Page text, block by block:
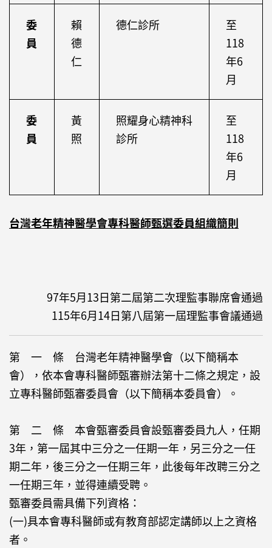
委
員
賴
德
仁
德仁診所
至
118
年6
月
委
員
黃
照
照耀身心精神科
診所
至
118
年6
月
台灣老年精神醫學會專科醫師甄選委員組織簡則
97年5月13日第二屆第二次理監事聯席會通過
115年6月14日第八屆第一屆理監事會議通過
第 一 條 台灣老年精神醫學會（以下簡稱本
會），依本會專科醫師甄審辦法第十二條之規定，設
立專科醫師甄審委員會（以下簡稱本委員會）。
第 二 條 本會甄審委員會設甄審委員九人，任期
3年，第一屆其中三分之一任期一年，另三分之一任
期二年，後三分之一任期三年，此後每年改聘三分之
一任期三年，並得連續受聘。
甄審委員需具備下列資格：
(一)具本會專科醫師或有教育部認定講師以上之資格
者。